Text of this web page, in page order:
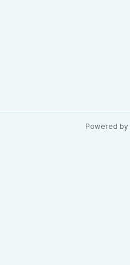
Powered by